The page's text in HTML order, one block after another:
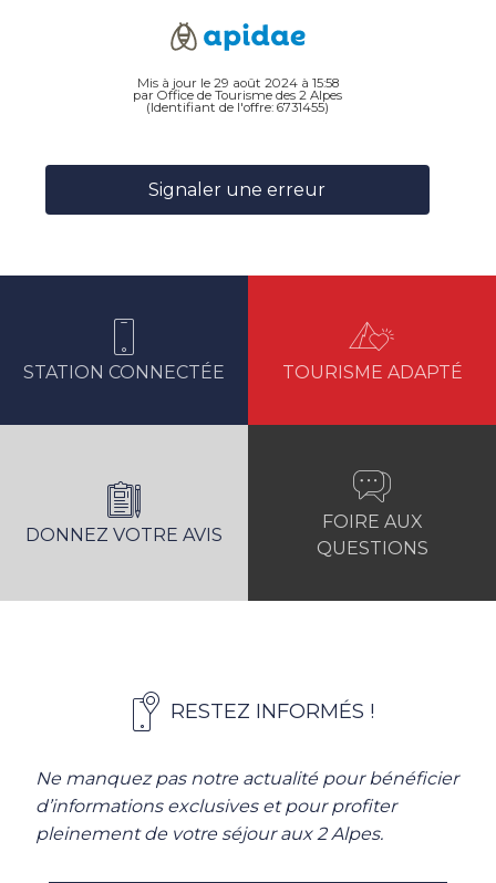
Mis à jour le 29 août 2024 à 15:58
par Office de Tourisme des 2 Alpes
(Identifiant de l'offre: 6731455)
Signaler une erreur
STATION CONNECTÉE TOURISME ADAPTÉ
DONNEZ VOTRE AVIS
FOIRE AUX
QUESTIONS
RESTEZ INFORMÉS !
Ne manquez pas notre actualité pour bénéficier
d’informations exclusives et pour profiter
pleinement de votre séjour aux 2 Alpes.